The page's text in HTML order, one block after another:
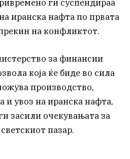
ги суспендираа
иранска нафта по првата
на конфликтот.
за финансии
која ќе биде во сила
производство,
и увоз на иранска нафта,
засили очекувањата за
пазар.